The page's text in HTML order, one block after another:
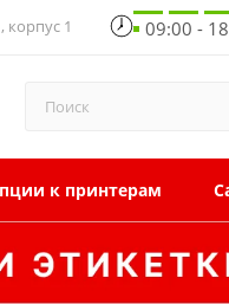
корпус 1 09:00 -
к принтерам